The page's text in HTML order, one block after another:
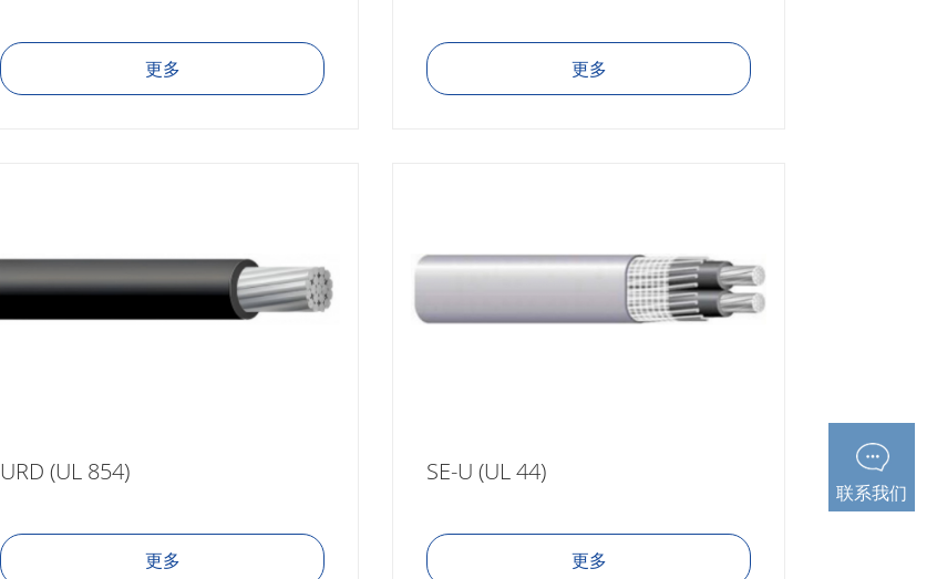
更多 更多
URD (UL 854)
更多
SE-U (UL 44)
更多
联系我们